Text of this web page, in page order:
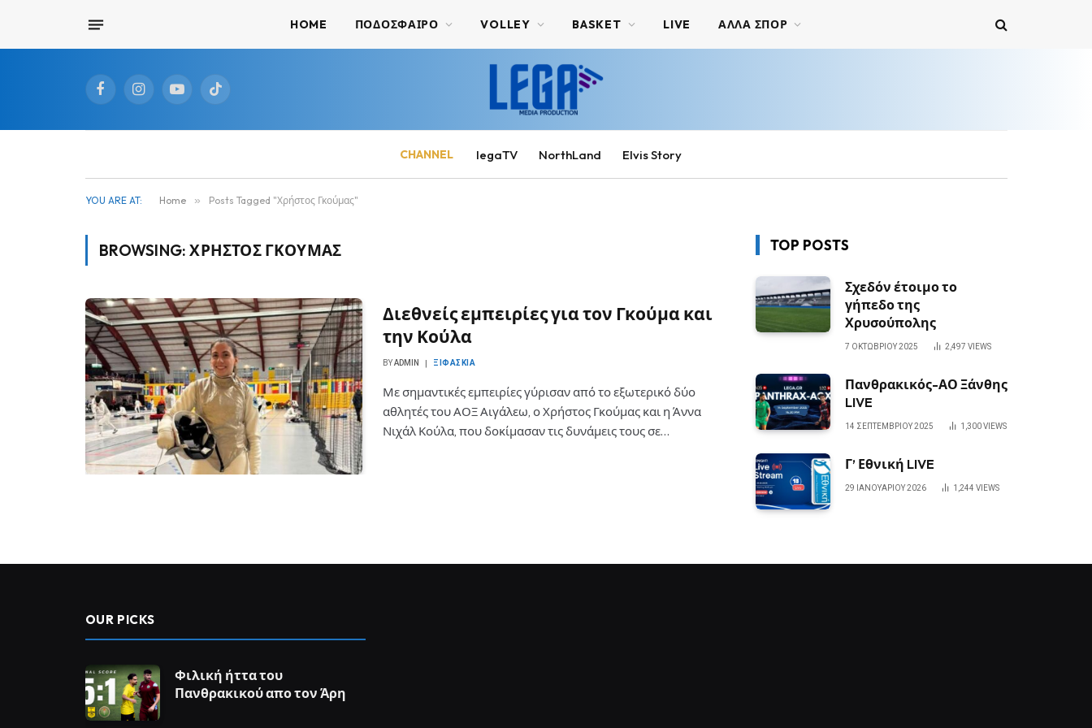
HOME ΠΟΔΟΣΦΑΙΡΟ VOLLEY BASKET LIVE ΑΛΛΑ ΣΠΟΡ
FacebookInstagramYouTubeTikTok
CHANNEL legaTV NorthLand Elvis Story
YOU ARE AT: Home » Posts Tagged "Χρήστος Γκούμας"
BROWSING:ΧΡΉΣΤΟΣ ΓΚΟΎΜΑΣ
Διεθνείς εμπειρίες για τον Γκούμα και
την Κούλα
BYADMIN ΞΙΦΑΣΚΊΑ
Με σημαντικές εμπειρίες γύρισαν από το εξωτερικό δύο
αθλητές του ΑΟΞ Αιγάλεω, ο Χρήστος Γκούμας και η Άννα
Νιχάλ Κούλα, που δοκίμασαν τις δυνάμεις τους σε…
TOP POSTS
Σχεδόν έτοιμο το
γήπεδο της
Χρυσούπολης
7 ΟΚΤΩΒΡΊΟΥ 2025 2,497 VIEWS
Πανθρακικός-ΑΟ Ξάνθης
LIVE
14 ΣΕΠΤΕΜΒΡΊΟΥ 2025 1,300VIEWS
Γ’ Εθνική LIVE
29 ΙΑΝΟΥΑΡΊΟΥ 2026 1,244 VIEWS
OUR PICKS
Φιλική ήττα του
Πανθρακικού απο τον Άρη